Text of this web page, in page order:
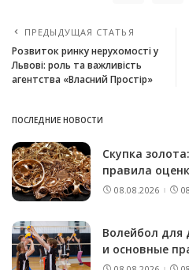
ПРЕДЫДУЩАЯ СТАТЬЯ
Розвиток ринку нерухомості у
Львові: роль та важливість
агентства «Власний Простір»
ПОСЛЕДНИЕ НОВОСТИ
Скупка
правила
08.08.2026
Волейбол для
и основные